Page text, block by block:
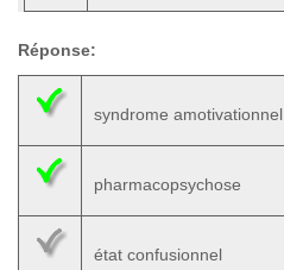
Réponse:
syndrome amotivationnel
pharmacopsychose
état confusionnel